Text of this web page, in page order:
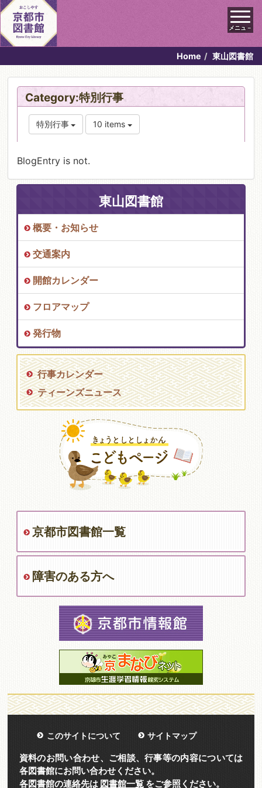
メニュ－
Home 東山図書館
Category:特別行事
特別行事 10 items
BlogEntry is not.
東山図書館
概要・お知らせ
交通案内
開館カレンダー
フロアマップ
発行物
行事カレンダー
ティーンズニュース
京都市図書館一覧
障害のある方へ
このサイトについて サイトマップ
資料のお問い合わせ、ご相談、行事等の内容については
各図書館にお問い合わせください。
各図書館の連絡先は 図書館一覧をご参照ください。